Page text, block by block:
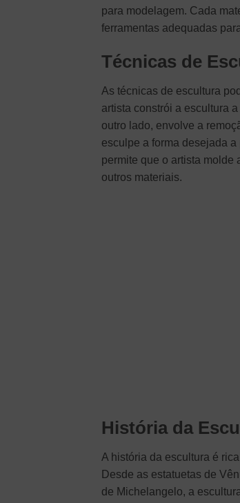
para modelagem. Cada
ferramentas adequadas
Técnicas de
As técnicas de escultura
artista constrói a escultura
outro lado, envolve a
esculpe a forma desejada
permite que o artista molde
outros materiais.
História da
A história da escultura é
Desde as estatuetas de
de Michelangelo, a